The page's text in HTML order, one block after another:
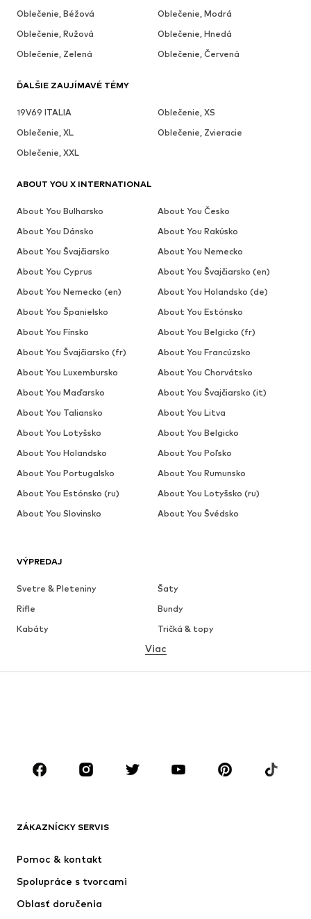
VÝPREDAJ
Svetre & Pleteniny
Šaty
Rifle
Bundy
Kabáty
Tričká & topy
Bielizeň
Sukne
Blúzky & tuniky
Doplnky
Premium
Nové
Bundy
Bielizeň
Viac
ZÁKAZNÍCKY SERVIS
Pomoc & kontakt
Spolupráce s tvorcami
Oblasť doručenia
Oblečenie, Béžová
Oblečenie, Modrá
Oblečenie, Ružová
Oblečenie, Hnedá
Oblečenie, Zelená
Oblečenie, Červená
ĎALŠIE ZAUJÍMAVÉ TÉMY
19V69 ITALIA
Oblečenie, XS
Oblečenie, XL
Oblečenie, Zvieracie
Oblečenie, XXL
ABOUT YOU X INTERNATIONAL
About You Bulharsko
About You Česko
About You Dánsko
About You Rakúsko
About You Švajčiarsko
About You Nemecko
About You Cyprus
About You Švajčiarsko (en)
About You Nemecko (en)
About You Holandsko (de)
About You Španielsko
About You Estónsko
About You Fínsko
About You Belgicko (fr)
About You Švajčiarsko (fr)
About You Francúzsko
About You Luxembursko
About You Chorvátsko
About You Maďarsko
About You Švajčiarsko (it)
About You Taliansko
About You Litva
About You Lotyšsko
About You Belgicko
About You Holandsko
About You Poľsko
About You Portugalsko
About You Rumunsko
About You Estónsko (ru)
About You Lotyšsko (ru)
About You Slovinsko
About You Švédsko